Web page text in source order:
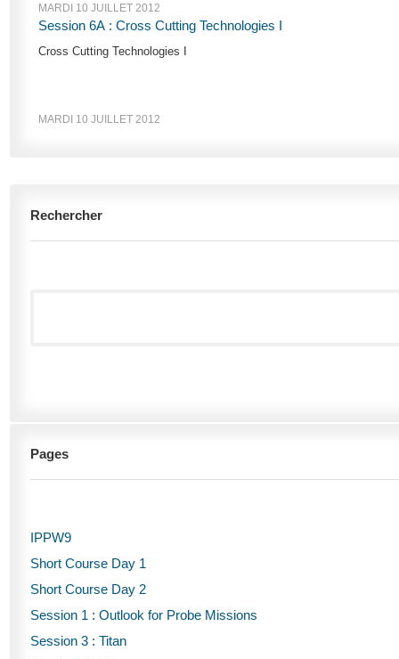
MARDI 10 JUILLET 2012
Session 6A : Cross Cutting Technologies I
Cross Cutting Technologies I
MARDI 10 JUILLET 2012
Rechercher
Pages
IPPW9
Short Course Day 1
Short Course Day 2
Session 1 : Outlook for Probe Missions
Session 3 : Titan